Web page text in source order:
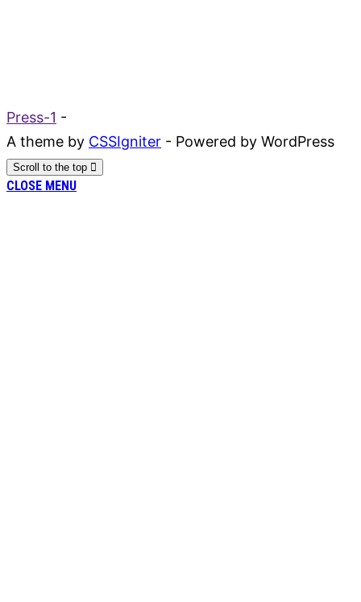
Press-1 -
A theme by CSSIgniter - Powered by WordPress
Scroll to the top
CLOSE MENU